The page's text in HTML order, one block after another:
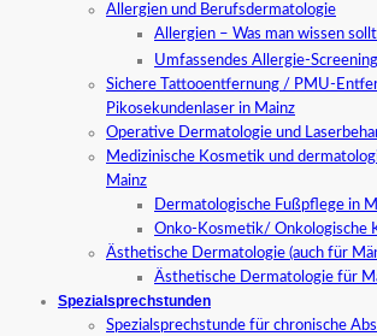
Allergien und Berufsdermatologie
Allergien – Was man wissen
Umfassendes Allergie-
Sichere Tattooentfernung / PMU-
Pikosekundenlaser in Mainz
Operative Dermatologie und
Medizinische Kosmetik und
Mainz
Dermatologische Fußpflege in
Onko-Kosmetik/ Onkologische
Ästhetische Dermatologie (auch für
Ästhetische Dermatologie für
Spezialsprechstunden
Spezialsprechstunde für chronische